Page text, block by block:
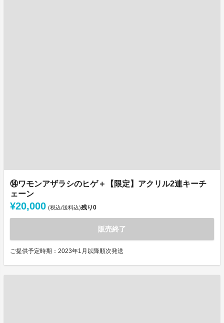
⑭ワモンアザラシのヒゲ＋【限定】アクリル2連キーチ
ェーン
¥20,000 (税込/送料込)残り0
販売終了
ご提供予定時期：2023年1月以降順次発送